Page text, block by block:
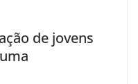
de jovens